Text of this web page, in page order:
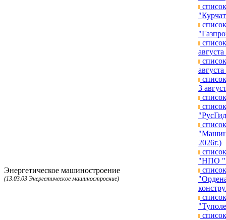
Энергетическое машиностроение
(13.03.03 Энергетическое машиностроение)
3
2026г.)
"НПО